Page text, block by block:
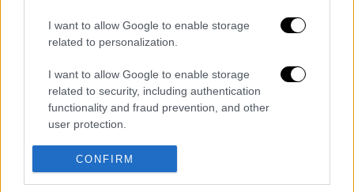
I want to allow Google to enable storage
related to personalization.
I want to allow Google to enable storage
related to security, including authentication
functionality and fraud prevention, and other
user protection.
CONFIRM
Σημειώνεται ότι το Kuga είναι το Νο1 σε
πωλήσεις SUV της Ford στην Ευρώπη και το
No3 μοντέλο της Ford στη «γηραιά ήπειρο»
μετά τα Fiesta και Focus, ενώ το 2019
κέρδισε την εμπιστοσύνη 161.400 αγοραστών.
Επιστήμονες ανακάλυψαν τον τέταρτο
γνωστό τύπο μεταδοτικού καρκίνου στον